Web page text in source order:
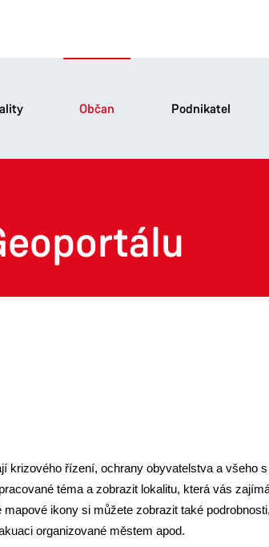
Občan Podnikatel
krizového řízení, ochrany obyvatelstva a
téma a zobrazit lokalitu, která vás
ikony si můžete zobrazit také
organizované městem apod.